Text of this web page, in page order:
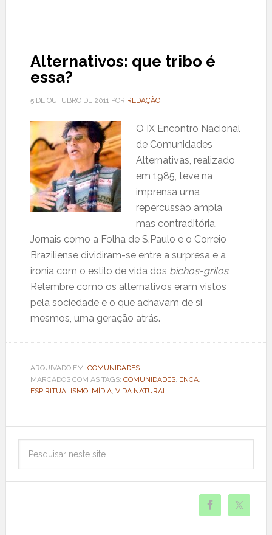
Alternativos: que tribo é
essa?
5 DE OUTUBRO DE 2011POR REDAÇÃO
O IX Encontro Nacional
de Comunidades
Alternativas, realizado
em 1985, teve na
imprensa uma
repercussão ampla
mas contraditória.
Jornais como a Folha de S.Paulo e o Correio
Braziliense dividiram-se entre a surpresa e a
ironia com o estilo de vida dos bichos-grilos.
Relembre como os alternativos eram vistos
pela sociedade e o que achavam de si
mesmos, uma geração atrás.
ARQUIVADO EM: COMUNIDADES
MARCADOS COM AS TAGS: COMUNIDADES, ENCA,
ESPIRITUALISMO, MÍDIA, VIDA NATURAL